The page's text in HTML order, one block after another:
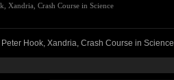
Xandria, Crash Course in Science
Hook, Xandria, Crash Course in Science